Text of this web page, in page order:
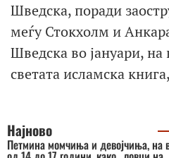
Шведска, поради
меѓу Стокхолм и
Шведска во јануари, на
светата исламска
Најново
Петмина момчиња и девојчиња, на